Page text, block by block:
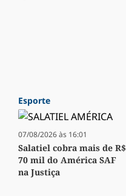
Esporte
07/08/2026 às 16:01
Salatiel cobra mais de R$
70 mil do América SAF
na Justiça